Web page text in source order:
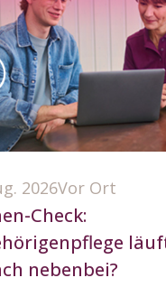
2026Vor Ort
Check:
nebenbei?